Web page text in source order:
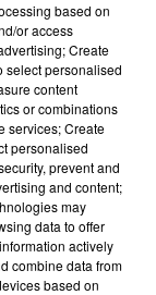
Gomez et
single
Puth pour une
based on
or access
Create
select personalised
content
or combinations
services; Create
personalised
prevent and
and content;
may
data to offer
actively
combine data from
based on